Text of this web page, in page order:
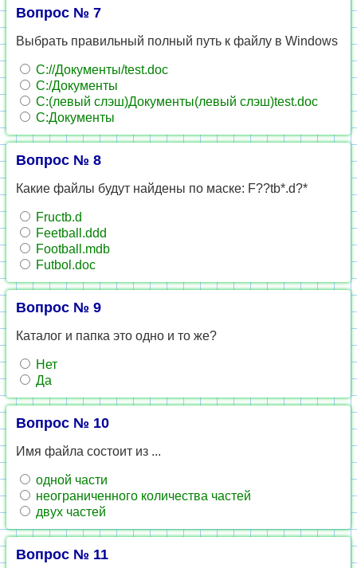
Вопрос № 7
Выбрать правильный полный путь к файлу в Windows
С://Документы/test.doc
C:/Документы
С:(левый слэш)Документы(левый слэш)test.doc
C:Документы
Вопрос № 8
Какие файлы будут найдены по маске: F??tb*.d?*
Fructb.d
Feetball.ddd
Football.mdb
Futbol.doc
Вопрос № 9
Каталог и папка это одно и то же?
Нет
Да
Вопрос № 10
Имя файла состоит из ...
одной части
неограниченного количества частей
двух частей
Вопрос № 11